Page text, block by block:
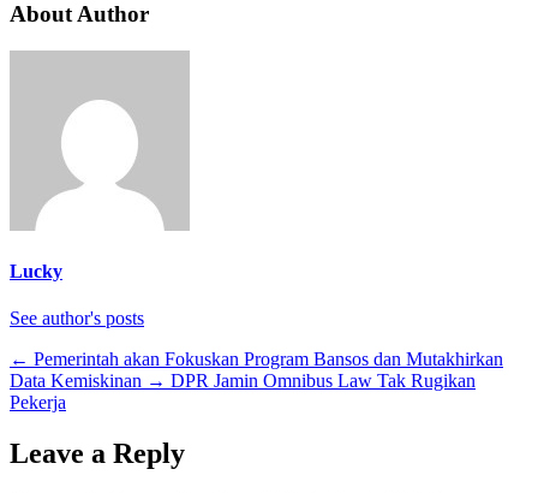
About Author
Lucky
See author's posts
← Pemerintah akan Fokuskan Program Bansos dan Mutakhirkan
Data Kemiskinan → DPR Jamin Omnibus Law Tak Rugikan
Pekerja
Leave a Reply